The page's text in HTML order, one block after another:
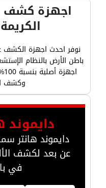
اجهزة كشف
نوفر احدث اجهزة الكشف
باطن الأرض بالنظام
وكشف
دايموند
دايموند هانتر
عن بعد لكشف
في